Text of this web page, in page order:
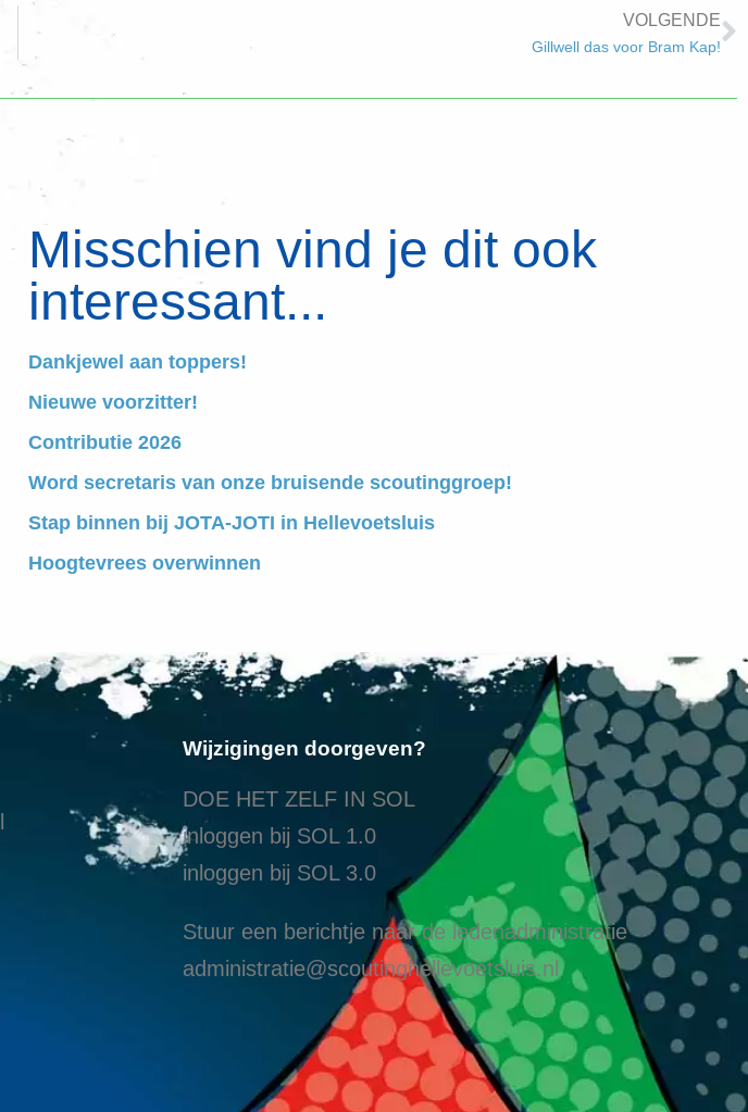
VOLGENDE
Gillwell das voor Bram Kap!
Misschien vind je dit ook
interessant...
Dankjewel aan toppers!
Nieuwe voorzitter!
Contributie 2026
Word secretaris van onze bruisende scoutinggroep!
Stap binnen bij JOTA-JOTI in Hellevoetsluis
Hoogtevrees overwinnen
Wijzigingen doorgeven?
DOE HET ZELF IN SOL
inloggen bij SOL 1.0
inloggen bij SOL 3.0
Stuur een berichtje naar de ledenadministratie
administratie@scoutinghellevoetsluis.nl